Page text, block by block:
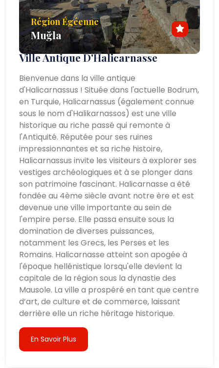
Région Égéenne
Muğla
Ville Antique D'Halicarnasse
Bienvenue dans la ville antique
d'Halicarnassus ! Située dans l'actuelle Bodrum,
en Turquie, Halicarnassus (également connue
sous le nom d'Halikarnassos) est une ville
historique au riche passé qui remonte à
l'Antiquité. Réputée pour ses ruines
impressionnantes et sa riche histoire,
Halicarnassus invite les visiteurs à explorer ses
vestiges archéologiques et à se plonger dans
son patrimoine fascinant. Halicarnasse a été
fondée au 4ème siècle avant notre ère et est
devenue une ville importante au sein de
l'empire perse. Elle passa ensuite sous la
domination de diverses puissances,
notamment les Grecs, les Perses et les
Romains. Halicarnasse atteint son apogée à
l'époque hellénistique lorsqu'elle devient la
capitale de la région sous la dynastie des
Mausole. La ville a prospéré en tant que centre
d’art, de culture et de commerce, laissant
derrière elle un riche héritage historique.
En Savoir Plus